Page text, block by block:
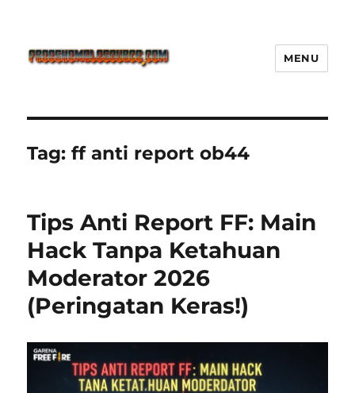
Defense Main Game Ini Pasti
Ketagihan!
MENU
Tag:ff anti report ob44
Tips Anti Report FF: Main
Hack Tanpa Ketahuan
Moderator 2026
(Peringatan Keras!)